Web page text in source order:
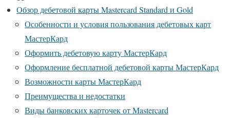
Обзор дебетовой карты Mastercard Standard и Gold
Особенности и условия пользования дебетовых карт
МастерКард
Оформить дебетовую карту МастерКард
Оформление бесплатной дебетовой карты МастерКард
Возможности карты МастерКард
Преимущества и недостатки
Виды банковских карточек от Mastercard